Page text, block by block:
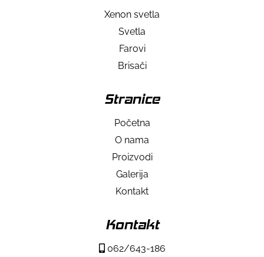
Xenon svetla
Svetla
Farovi
Brisači
Stranice
Početna
O nama
Proizvodi
Galerija
Kontakt
Kontakt
062/643-186